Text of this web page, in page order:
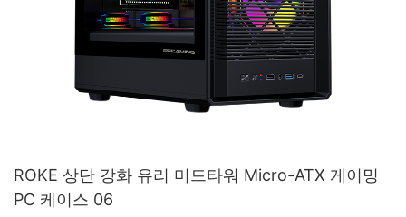
ROKE 상단 강화 유리 미드타워 Micro-ATX 게이밍
PC 케이스 06